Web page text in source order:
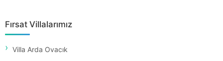
Fırsat Villalarımız
Villa Arda Ovacık